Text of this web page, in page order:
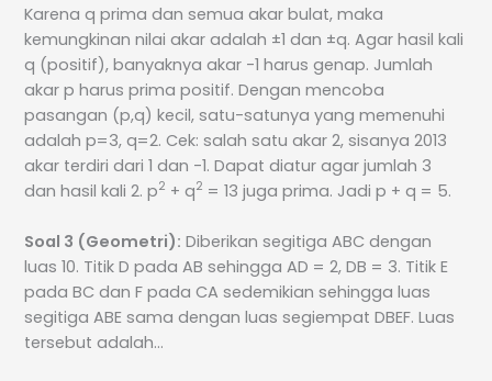
Karena q prima dan semua akar bulat, maka
kemungkinan nilai akar adalah ±1 dan ±q. Agar hasil kali
q (positif), banyaknya akar -1 harus genap. Jumlah
akar p harus prima positif. Dengan mencoba
pasangan (p,q) kecil, satu-satunya yang memenuhi
adalah p=3, q=2. Cek: salah satu akar 2, sisanya 2013
akar terdiri dari 1 dan -1. Dapat diatur agar jumlah 3
dan hasil kali 2. p2 + q2 = 13 juga prima. Jadi p + q = 5.
Soal 3 (Geometri): Diberikan segitiga ABC dengan
luas 10. Titik D pada AB sehingga AD = 2, DB = 3. Titik E
pada BC dan F pada CA sedemikian sehingga luas
segitiga ABE sama dengan luas segiempat DBEF. Luas
tersebut adalah…